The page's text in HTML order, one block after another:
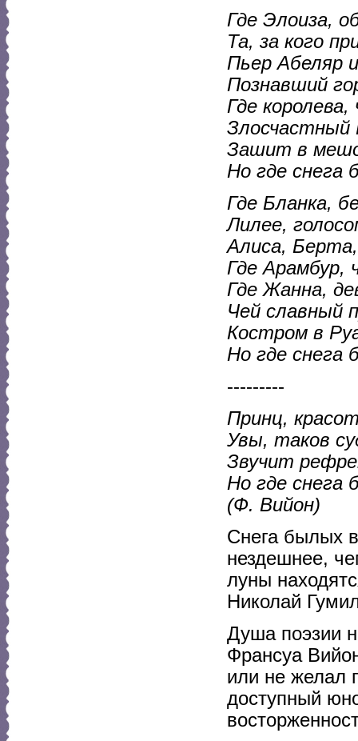
Где Элоиза,
Та, за кого
Пьер Абеляр
Познавший
Где
Злосчастный
Зашит в
Но где снега
Где Бланка,
Лилее,
Алиса,
Где Арамбур,
Где Жанна,
Чей славный
Костром в
Но где снега
---------
Принц,
Увы, таков
Звучит
Но где снега
(Ф. Вийон)
Снега былых
нездешнее,
луны
Николай
Душа поэзии
Франсуа
или не желал
доступный